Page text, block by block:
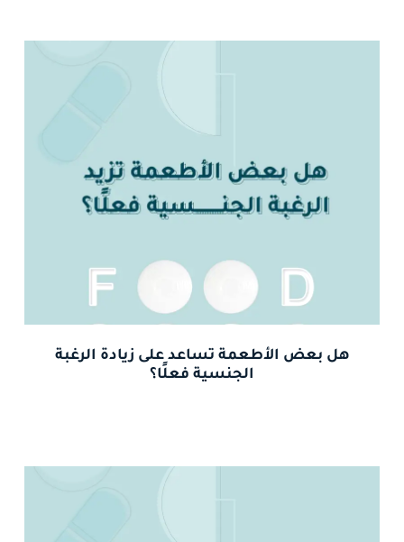
هل بعض الأطعمة تساعد على زيادة الرغبة
الجنسية فعلًا؟